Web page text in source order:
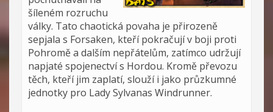
šíleném rozruchu
války. Tato chaotická povaha je přirozeně
sepjala s Forsaken, kteří pokračují v boji proti
Pohromě a dalším nepřátelům, zatímco udržují
napjaté spojenectví s Hordou. Kromě převozu
těch, kteří jim zaplatí, slouží i jako průzkumné
jednotky pro Lady Sylvanas Windrunner.